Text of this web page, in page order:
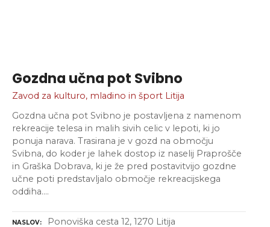
Gozdna učna pot Svibno
Zavod za kulturo, mladino in šport Litija
Gozdna učna pot Svibno je postavljena z namenom
rekreacije telesa in malih sivih celic v lepoti, ki jo
ponuja narava. Trasirana je v gozd na območju
Svibna, do koder je lahek dostop iz naselij Praprošče
in Graška Dobrava, ki je že pred postavitvijo gozdne
učne poti predstavljalo območje rekreacijskega
oddiha….
NASLOV Ponoviška cesta 12, 1270 Litija